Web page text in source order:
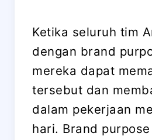
Ketika seluruh tim
dengan brand
mereka dapat
tersebut dan
dalam pekerjaan
hari. Brand